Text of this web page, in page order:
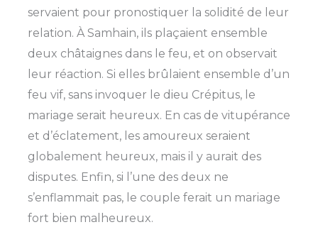
servaient pour pronostiquer la solidité de leur
relation. À Samhain, ils plaçaient ensemble
deux châtaignes dans le feu, et on observait
leur réaction. Si elles brûlaient ensemble d’un
feu vif, sans invoquer le dieu Crépitus, le
mariage serait heureux. En cas de vitupérance
et d’éclatement, les amoureux seraient
globalement heureux, mais il y aurait des
disputes. Enfin, si l’une des deux ne
s’enflammait pas, le couple ferait un mariage
fort bien malheureux.